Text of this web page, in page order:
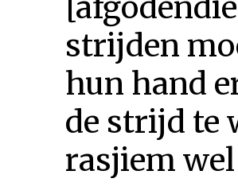
strijden
hun hand
de strijd te
rasjiem